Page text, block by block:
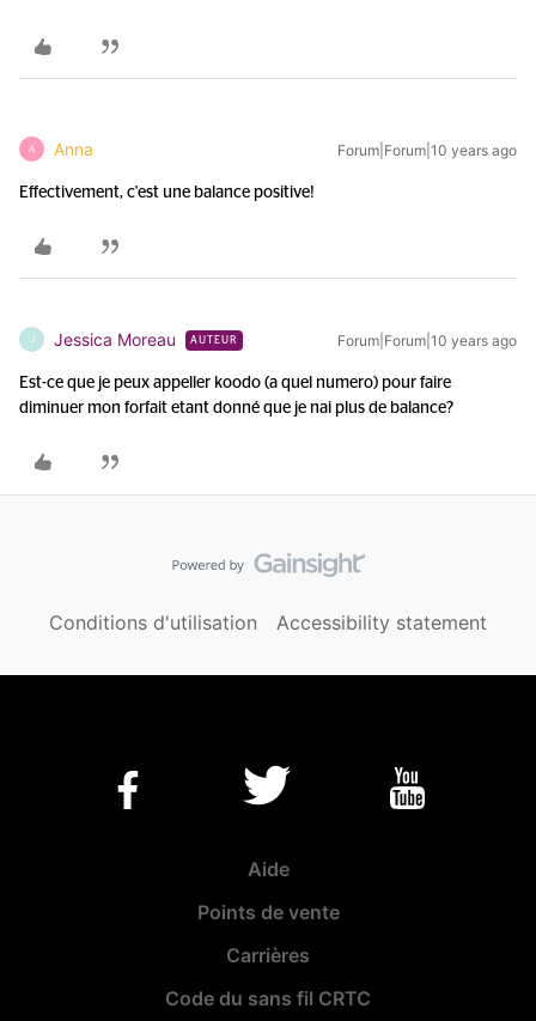
A Anna Forum|Forum|10 years ago
Effectivement, c'est une balance positive!
J Jessica Moreau AUTEUR Forum|Forum|10 years ago
Est-ce que je peux appeller koodo (a quel numero) pour faire
diminuer mon forfait etant donné que je nai plus de balance?
Conditions d'utilisation Accessibility statement
Aide
Points de vente
Carrières
Code du sans fil CRTC